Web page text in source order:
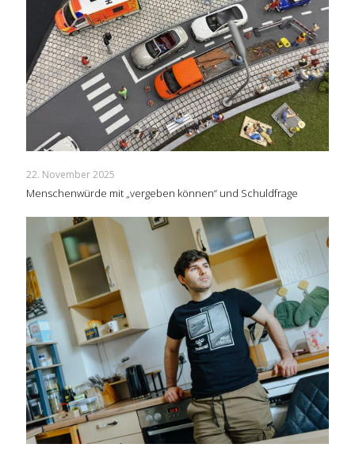
22. November 2025
Menschenwürde mit „vergeben können“ und Schuldfrage